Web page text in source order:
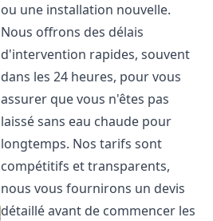
ou une installation nouvelle.
Nous offrons des délais
d'intervention rapides, souvent
dans les 24 heures, pour vous
assurer que vous n'êtes pas
laissé sans eau chaude pour
longtemps. Nos tarifs sont
compétitifs et transparents,
nous vous fournirons un devis
détaillé avant de commencer les